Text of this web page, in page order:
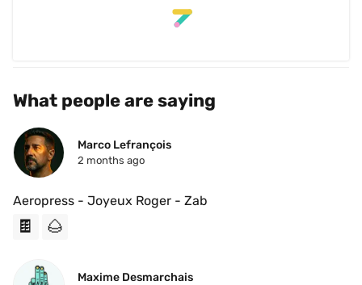
What people are saying
Marco Lefrançois
2 months ago
Aeropress - Joyeux Roger - Zab
🍫 🌰
Maxime Desmarchais